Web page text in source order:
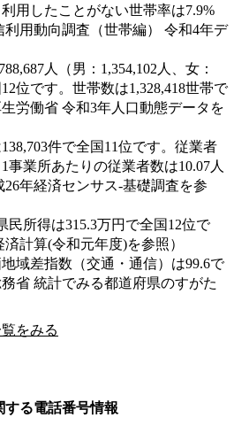
用したことがない世帯率は7.9%
利用動向調査（世帯編） 令和4年デ
人（男：1,354,102人、女：
位です。世帯数は1,328,418世帯で
労働省 令和3年人口動態データを
件で全国11位です。従業者
事業所あたりの従業者数は10.07人
年経済センサス‐基礎調査を参
民所得は315.3万円で全国12位で
計算(令和元年度)を参照）
域差指数（交通・通信）は99.6で
省 統計でみる都道府県のすがた
をみる
する電話番号情報